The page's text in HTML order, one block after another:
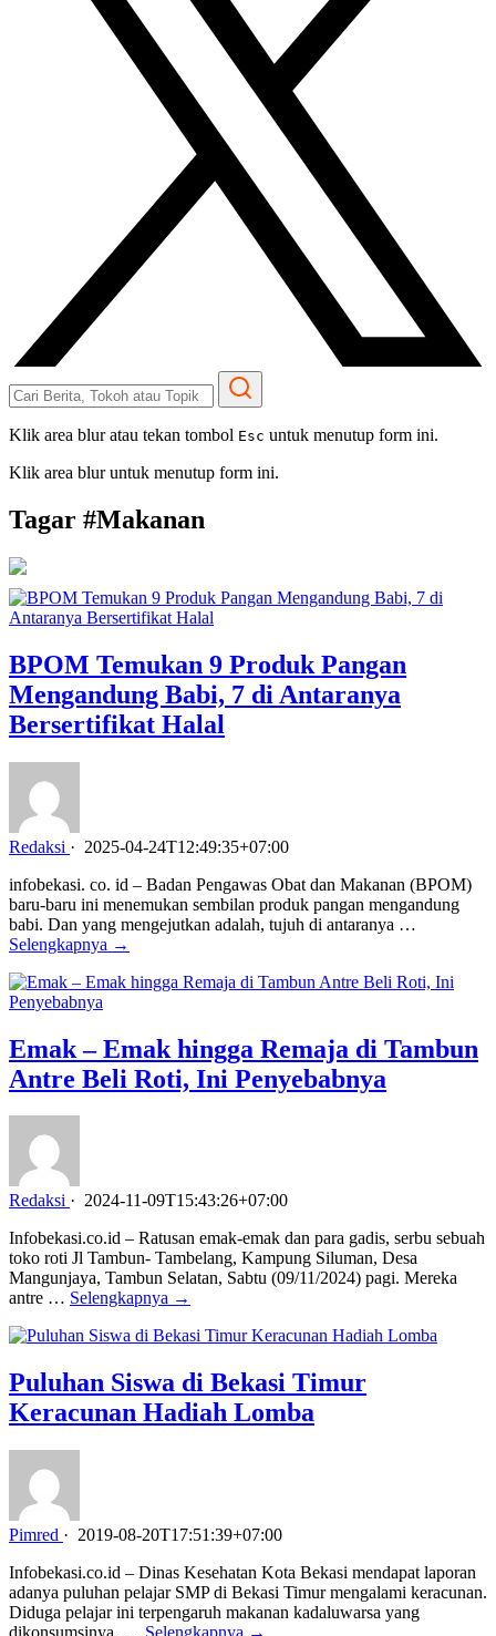
Klik area blur atau tekan tombol Esc untuk menutup form ini.
Klik area blur untuk menutup form ini.
Tagar #Makanan
BPOM Temukan 9 Produk Pangan
Mengandung Babi, 7 di Antaranya
Bersertifikat Halal
Redaksi · 2025-04-24T12:49:35+07:00
infobekasi. co. id – Badan Pengawas Obat dan Makanan (BPOM)
baru-baru ini menemukan sembilan produk pangan mengandung
babi. Dan yang mengejutkan adalah, tujuh di antaranya …
Selengkapnya →
Emak – Emak hingga Remaja di Tambun
Antre Beli Roti, Ini Penyebabnya
Redaksi · 2024-11-09T15:43:26+07:00
Infobekasi.co.id – Ratusan emak-emak dan para gadis, serbu sebuah
toko roti Jl Tambun- Tambelang, Kampung Siluman, Desa
Mangunjaya, Tambun Selatan, Sabtu (09/11/2024) pagi. Mereka
antre … Selengkapnya →
Puluhan Siswa di Bekasi Timur
Keracunan Hadiah Lomba
Pimred · 2019-08-20T17:51:39+07:00
Infobekasi.co.id – Dinas Kesehatan Kota Bekasi mendapat laporan
adanya puluhan pelajar SMP di Bekasi Timur mengalami keracunan.
Diduga pelajar ini terpengaruh makanan kadaluwarsa yang